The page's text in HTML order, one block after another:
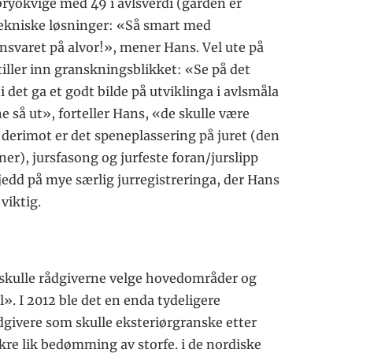
løsninger: «Så smart med
på alvor!», mener Hans. Vel ute på
inn granskningsblikket: «Se på det
ga et godt bilde på utviklinga i avlsmåla
så ut», forteller Hans, «de skulle være
er det speneplassering på juret (den
jursfasong og jurfeste foran/jurslipp
på mye særlig jurregistreringa, der Hans
rådgiverne velge hovedområder og
I 2012 ble det en enda tydeligere
som skulle eksteriørgranske etter
lik bedømming av storfe. i de nordiske